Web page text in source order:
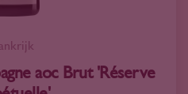
aoc Brut 'Réserve